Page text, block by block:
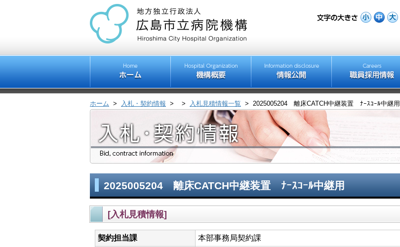
ホーム > 入札・契約情報 > > 入札見積情報一覧 > 2025005204 離床CATCH中継装置 ﾅｰｽｺｰﾙ中継用
2025005204 離床CATCH中継装置 ﾅｰｽｺｰﾙ中継用
[入札見積情報]
契約担当課
本部事務局契約課